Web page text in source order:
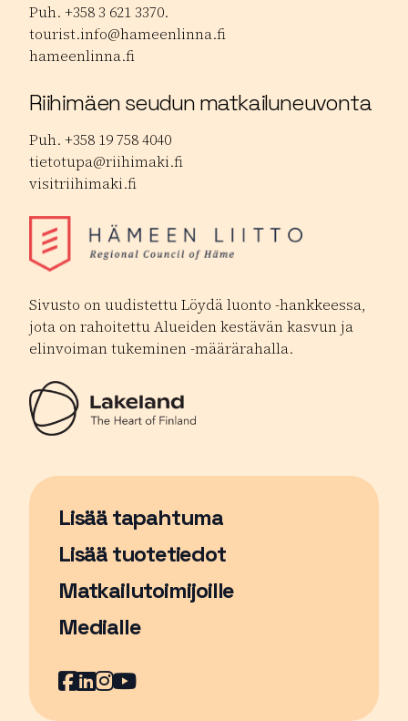
Puh. +358 3 621 3370.
tourist.info@hameenlinna.fi
hameenlinna.fi
Riihimäen seudun matkailuneuvonta
Puh. +358 19 758 4040
tietotupa@riihimaki.fi
visitriihimaki.fi
Sivusto on uudistettu Löydä luonto -hankkeessa,
jota on rahoitettu Alueiden kestävän kasvun ja
elinvoiman tukeminen -määrärahalla.
Lisää tapahtuma
Sivu avautuu uudessa ikkunassa
Lisää tuotetiedot
Matkailutoimijoille
Medialle
Facebook
Sivu avautuu uudessa ikkunassa
LinkedIn
Sivu avautuu uudessa ikkunassa
Instagram
Sivu avautuu uudessa
YouTube
Sivu avautuu uudessa